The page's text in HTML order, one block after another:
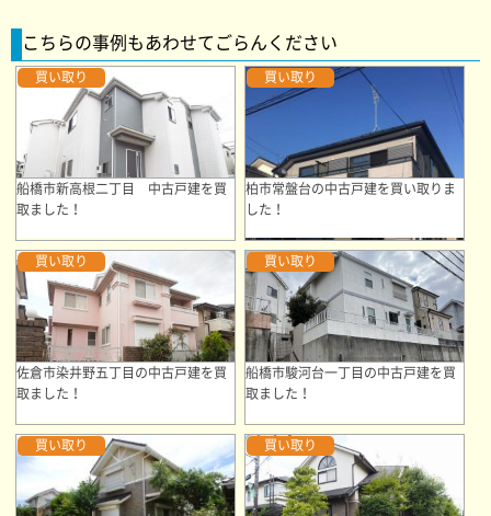
こちらの事例もあわせてごらんください
買い取り
船橋市新高根二丁目 中古戸建を買
取ました！
買い取り
柏市常盤台の中古戸建を買い取りま
した！
買い取り
佐倉市染井野五丁目の中古戸建を買
取ました！
買い取り
船橋市駿河台一丁目の中古戸建を買
取ました！
買い取り 買い取り